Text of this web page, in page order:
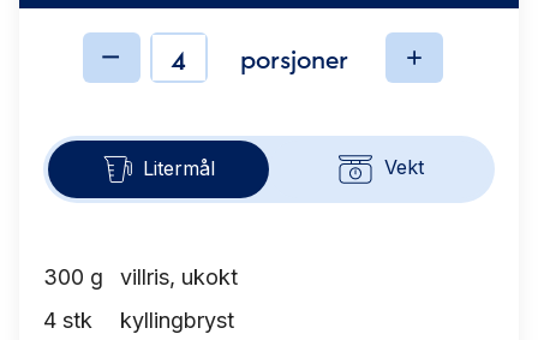
Ingredienserporsjoner
Litermål Vekt
300 g
villris, ukokt
4 stk
kyllingbryst